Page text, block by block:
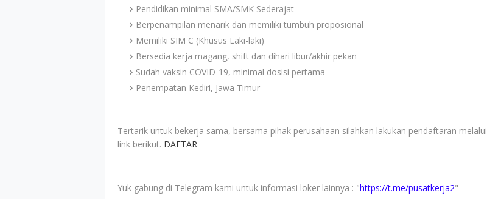
Pendidikan minimal SMA/SMK Sederajat
Berpenampilan menarik dan memiliki tumbuh proposional
Memiliki SIM C (Khusus Laki-laki)
Bersedia kerja magang, shift dan dihari libur/akhir pekan
Sudah vaksin COVID-19, minimal dosisi pertama
Penempatan Kediri, Jawa Timur
Tertarik untuk bekerja sama, bersama pihak perusahaan silahkan lakukan pendaftaran melalui
link berikut. DAFTAR
Yuk gabung di Telegram kami untuk informasi loker lainnya : "https://t.me/pusatkerja2"